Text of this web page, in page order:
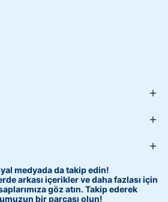
medyada da takip edin!
arkası içerikler ve daha fazlası için
göz atın. Takip ederek
bir parçası olun!